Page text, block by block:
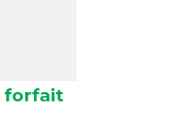
forfait